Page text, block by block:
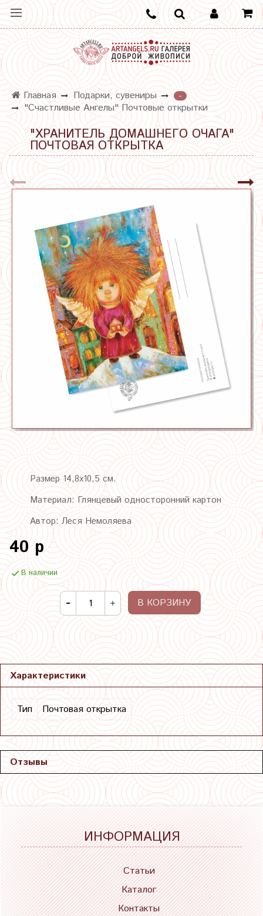
Главная Подарки, сувениры
-
"Счастливые Ангелы" Почтовые открытки
"ХРАНИТЕЛЬ ДОМАШНЕГО ОЧАГА"
ПОЧТОВАЯ ОТКРЫТКА
Размер 14,8х10,5 см.
Материал: Глянцевый односторонний картон
Автор: Леся Немоляева
40 р
В наличии
В КОРЗИНУ
Характеристики
Тип Почтовая открытка
Отзывы
ИНФОРМАЦИЯ
Статьи
Каталог
Контакты